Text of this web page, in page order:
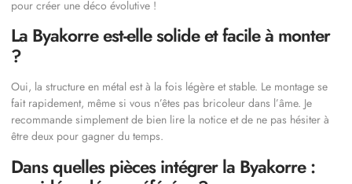
pour créer une déco évolutive !
La Byakorre est-elle solide et facile à monter
?
Oui, la structure en métal est à la fois légère et stable. Le montage se
fait rapidement, même si vous n’êtes pas bricoleur dans l’âme. Je
recommande simplement de bien lire la notice et de ne pas hésiter à
être deux pour gagner du temps.
Dans quelles pièces intégrer la Byakorre :